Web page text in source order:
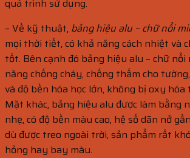
quá trình sử dụng.
– Về kỹ thuật, bảng hiệu alu – chữ nổi
mọi thời tiết, có khả năng cách nhiệt và
tốt. Bên cạnh đó bảng hiệu alu – chữ nổi
năng chống cháy, chống thấm cho
và độ bền hóa học lớn, không bị oxy
Mặt khác, bảng hiệu alu được làm bằng
nhẹ, có độ bền màu cao, hệ số dãn nở
dù được treo ngoài trời, sản phẩm rất
hỏng hay bay màu.